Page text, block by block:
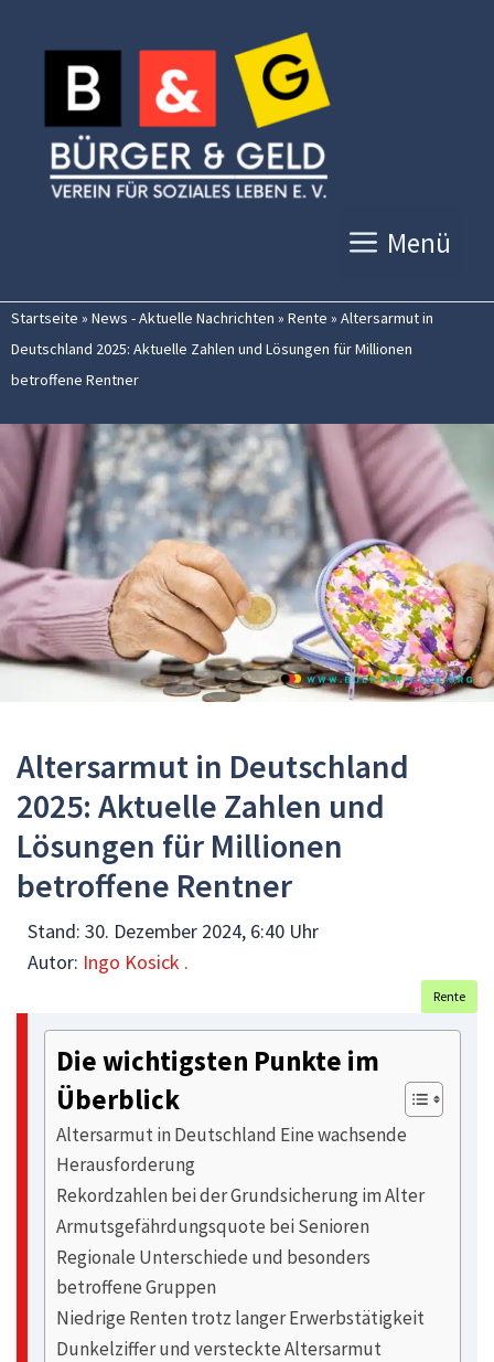
Inhalt
springen
Menü
Startseite » News - Aktuelle Nachrichten » Rente » Altersarmut in
Deutschland 2025: Aktuelle Zahlen und Lösungen für Millionen
betroffene Rentner
Altersarmut in Deutschland
2025: Aktuelle Zahlen und
Lösungen für Millionen
betroffene Rentner
Stand: 30. Dezember 2024, 6:40 Uhr
Autor: Ingo Kosick .
Rente
Die wichtigsten Punkte im
Überblick
Altersarmut in Deutschland Eine wachsende
Herausforderung
Rekordzahlen bei der Grundsicherung im Alter
Armutsgefährdungsquote bei Senioren
Regionale Unterschiede und besonders
betroffene Gruppen
Niedrige Renten trotz langer Erwerbstätigkeit
Dunkelziffer und versteckte Altersarmut